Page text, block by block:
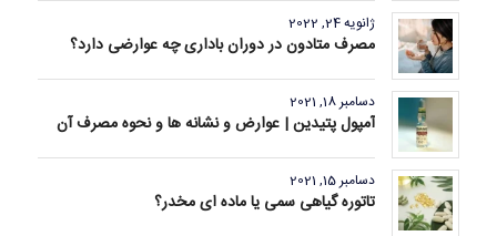
ژانویه 24, 2022
مصرف متادون در دوران باداری چه عوارضی دارد؟
دسامبر 18, 2021
آمپول پتیدین | عوارض و نشانه ها و نحوه مصرف آن
دسامبر 15, 2021
تاتوره گیاهی سمی یا ماده ای مخدر؟